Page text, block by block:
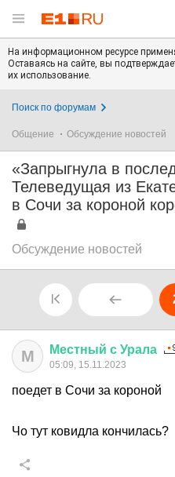
На информационном ресурсе
Оставаясь на сайте, вы
их использование.
Поиск по форумам
Общение Обсуждение новостей
«Запрыгнула в
Телеведущая из
в Сочи за короной
Обсуждение новостей
М Местный с Урала
05:09, 15.11.2023
поедет в Сочи за короной
Чо тут ковидла кончилась?